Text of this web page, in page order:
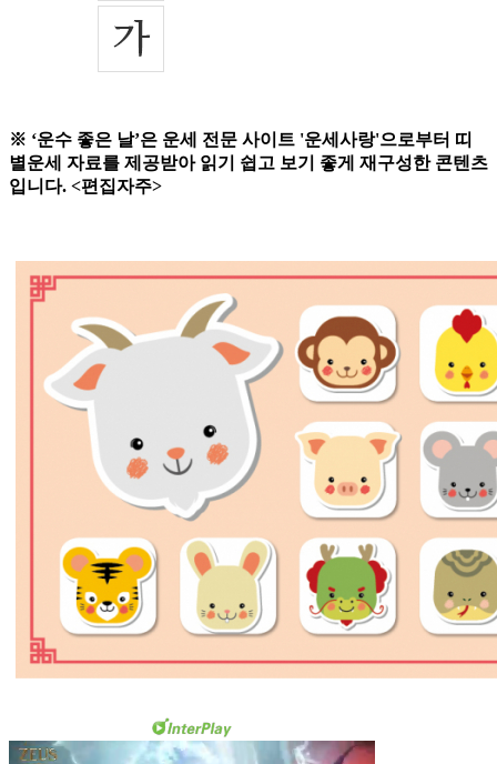
※ ‘운수 좋은 날’은 운세 전문 사이트 '운세사랑'으로부터 띠
별운세 자료를 제공받아 읽기 쉽고 보기 좋게 재구성한 콘텐츠
입니다. <편집자주>